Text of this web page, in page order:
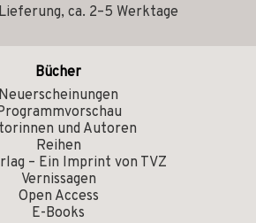
ca. 2–5 Werktage
Bücher
Neuerscheinungen
und Autoren
Reihen
– Ein Imprint von TVZ
Vernissagen
Open Access
E-Books